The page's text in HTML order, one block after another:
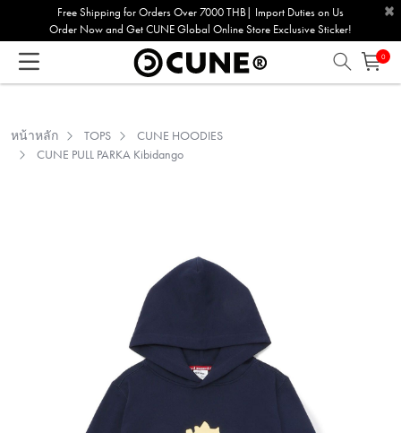
This
website
accessibility
system.
Free Shipping for Orders Over 7000 THB| Import Duties on Us
Order Now and Get CUNE Global Online Store Exclusive Sticker!
×
0
หน้าหลัก TOPS
CUNE HOODIES
CUNE PULL PARKA Kibidango